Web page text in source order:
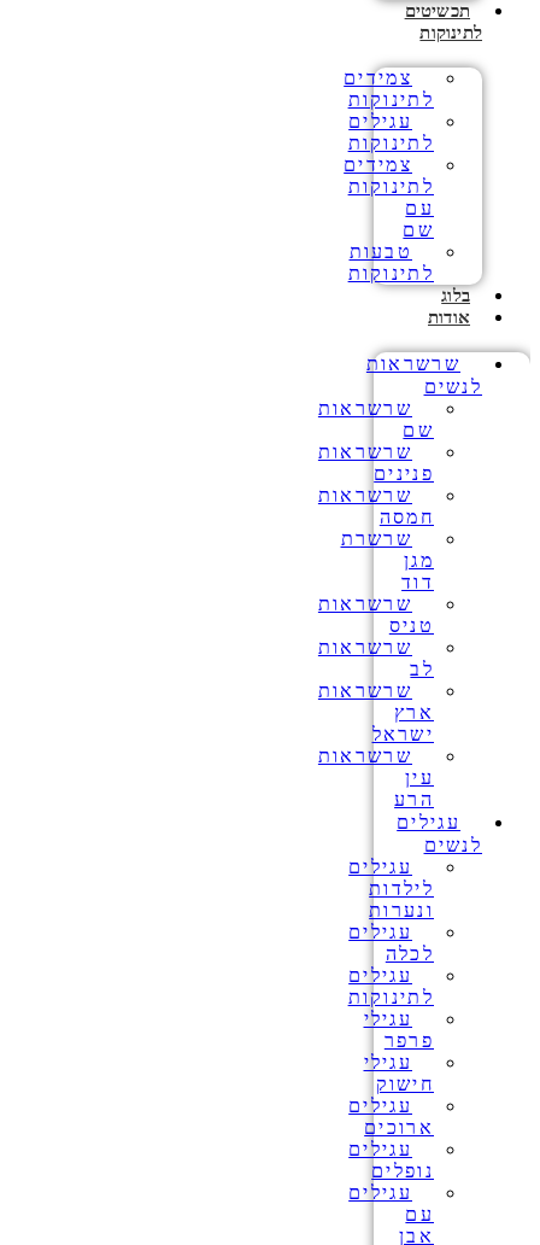
תכשיטים
לתינוקות
צמידים
לתינוקות
עגילים
לתינוקות
צמידים
לתינוקות
עם
שם
טבעות
לתינוקות
בלוג
אודות
שרשראות
לנשים
שרשראות
שם
שרשראות
פנינים
שרשראות
חמסה
שרשרת
מגן
דוד
שרשראות
טניס
שרשראות
לב
שרשראות
ארץ
ישראל
שרשראות
עין
הרע
עגילים
לנשים
עגילים
לילדות
ונערות
עגילים
לכלה
עגילים
לתינוקות
עגילי
פרפר
עגילי
חישוק
עגילים
ארוכים
עגילים
נופלים
עגילים
עם
אבן